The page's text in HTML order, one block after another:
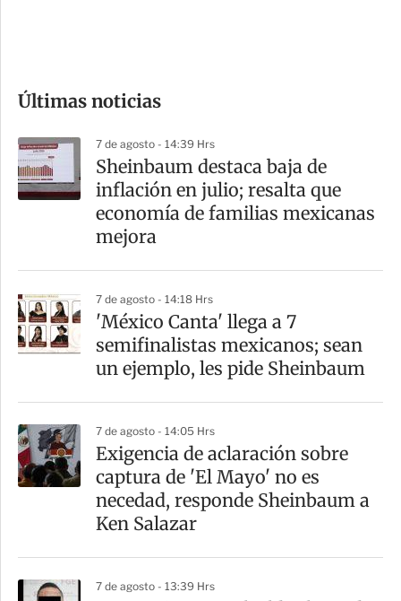
m
a
r
t
Últimas noticias
7 de agosto - 14:39 Hrs
Sheinbaum destaca baja de
inflación en julio; resalta que
economía de familias mexicanas
mejora
7 de agosto - 14:18 Hrs
'México Canta' llega a 7
semifinalistas mexicanos; sean
un ejemplo, les pide Sheinbaum
7 de agosto - 14:05 Hrs
Exigencia de aclaración sobre
captura de 'El Mayo' no es
necedad, responde Sheinbaum a
Ken Salazar
7 de agosto - 13:39 Hrs